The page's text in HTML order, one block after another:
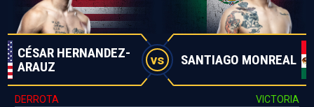
CÉSAR HERNANDEZ-
ARAUZ
vs SANTIAGO MONREAL
DERROTA VICTORIA